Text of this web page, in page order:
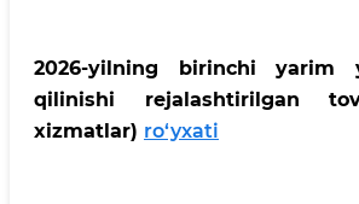
2026-yilning birinchi yarim
qilinishi rejalashtirilgan
xizmatlar) ro‘yxati